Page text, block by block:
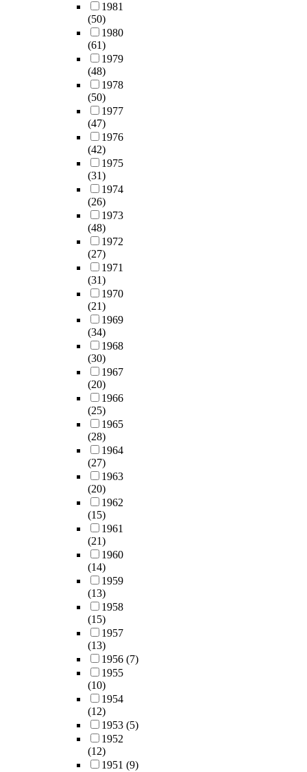
1981
(50)
1980
(61)
1979
(48)
1978
(50)
1977
(47)
1976
(42)
1975
(31)
1974
(26)
1973
(48)
1972
(27)
1971
(31)
1970
(21)
1969
(34)
1968
(30)
1967
(20)
1966
(25)
1965
(28)
1964
(27)
1963
(20)
1962
(15)
1961
(21)
1960
(14)
1959
(13)
1958
(15)
1957
(13)
1956 (7)
1955
(10)
1954
(12)
1953 (5)
1952
(12)
1951 (9)